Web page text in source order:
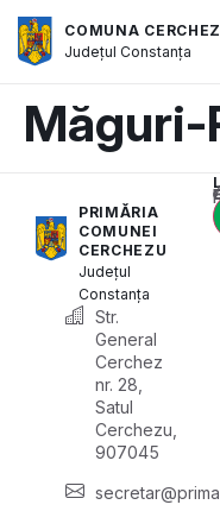
COMUNA
JudețulConstanța
Măguri-
PRIMĂRIA
COMUNEI
CERCHEZU
Județul
Constanța
Str.
General
Cerchez
nr. 28,
Satul
Cerchezu,
907045
Acest